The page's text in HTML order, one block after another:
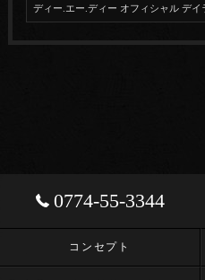
ディー.エー.ディー オフィシャル デイ
0774-55-3344
コンセプト